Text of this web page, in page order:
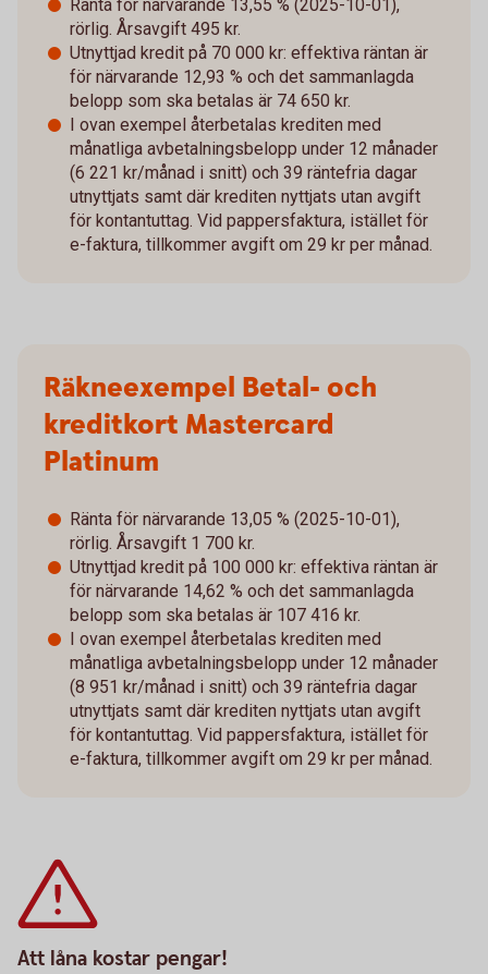
Ränta för närvarande 13,55 % (2025-10-01),
rörlig. Årsavgift 495 kr.
Utnyttjad kredit på 70 000 kr: effektiva räntan är
för närvarande 12,93 % och det sammanlagda
belopp som ska betalas är 74 650 kr.
I ovan exempel återbetalas krediten med
månatliga avbetalningsbelopp under 12 månader
(6 221 kr/månad i snitt) och 39 räntefria dagar
utnyttjats samt där krediten nyttjats utan avgift
för kontantuttag. Vid pappersfaktura, istället för
e-faktura, tillkommer avgift om 29 kr per månad.
Räkneexempel Betal- och
kreditkort Mastercard
Platinum
Ränta för närvarande 13,05 % (2025-10-01),
rörlig. Årsavgift 1 700 kr.
Utnyttjad kredit på 100 000 kr: effektiva räntan är
för närvarande 14,62 % och det sammanlagda
belopp som ska betalas är 107 416 kr.
I ovan exempel återbetalas krediten med
månatliga avbetalningsbelopp under 12 månader
(8 951 kr/månad i snitt) och 39 räntefria dagar
utnyttjats samt där krediten nyttjats utan avgift
för kontantuttag. Vid pappersfaktura, istället för
e-faktura, tillkommer avgift om 29 kr per månad.
Att låna kostar pengar!